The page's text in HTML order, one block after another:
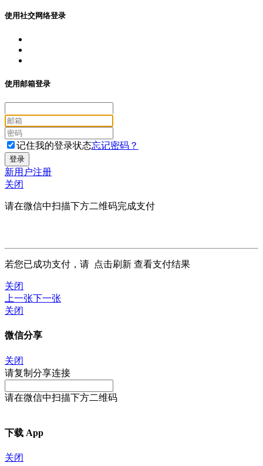
使用社交网络登录
使用邮箱登录
记住我的登录状态忘记密码？
新用户注册
关闭
请在微信中扫描下方二维码完成支付
若您已成功支付，请 点击刷新 查看支付结果
关闭
上一张下一张
关闭
微信分享
关闭
请复制分享连接
请在微信中扫描下方二维码
下载 App
关闭